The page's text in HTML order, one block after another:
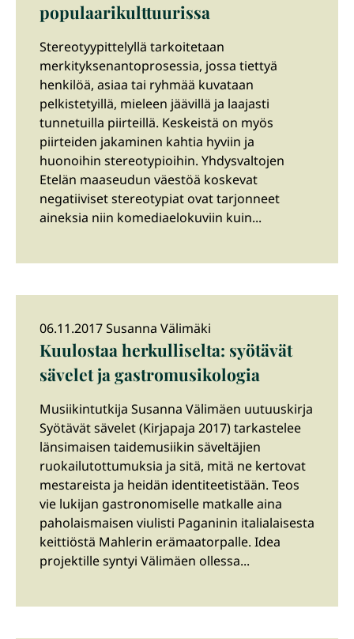
populaarikulttuurissa
Stereotyypittelyllä tarkoitetaan
merkityksenantoprosessia, jossa tiettyä
henkilöä, asiaa tai ryhmää kuvataan
pelkistetyillä, mieleen jäävillä ja laajasti
tunnetuilla piirteillä. Keskeistä on myös
piirteiden jakaminen kahtia hyviin ja
huonoihin stereotypioihin. Yhdysvaltojen
Etelän maaseudun väestöä koskevat
negatiiviset stereotypiat ovat tarjonneet
aineksia niin komediaelokuviin kuin...
06.11.2017 Susanna Välimäki
Kuulostaa herkulliselta: syötävät
sävelet ja gastromusikologia
Musiikintutkija Susanna Välimäen uutuuskirja
Syötävät sävelet (Kirjapaja 2017) tarkastelee
länsimaisen taidemusiikin säveltäjien
ruokailutottumuksia ja sitä, mitä ne kertovat
mestareista ja heidän identiteetistään. Teos
vie lukijan gastronomiselle matkalle aina
paholaismaisen viulisti Paganinin italialaisesta
keittiöstä Mahlerin erämaatorpalle. Idea
projektille syntyi Välimäen ollessa...